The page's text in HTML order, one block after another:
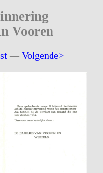
Vooren
—Volgende>